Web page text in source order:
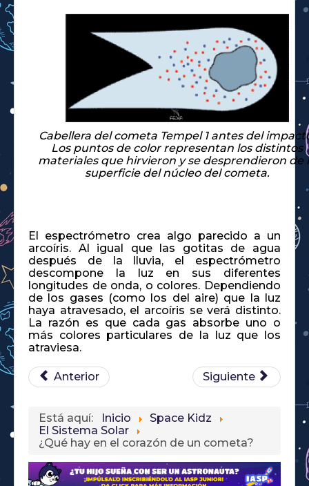
Cabellera del cometa Tempel 1 antes del
Los puntos de color representan los distintos
materiales que hirvieron y se desprendieron de
superficie del núcleo del cometa.
El espectrómetro crea algo parecido a un
arcoíris. Al igual que las gotitas de agua
después de la lluvia, el espectrómetro
descompone la luz en sus diferentes
longitudes de onda, o colores. Dependiendo
de los gases (como los del aire) que la luz
haya atravesado, el arcoíris se verá distinto.
La razón es que cada gas absorbe uno o
más colores particulares de la luz que los
atraviesa.
Anterior Siguiente
Está aquí: Inicio
Space Kidz
El Sistema Solar
¿Qué hay en el corazón de un cometa?